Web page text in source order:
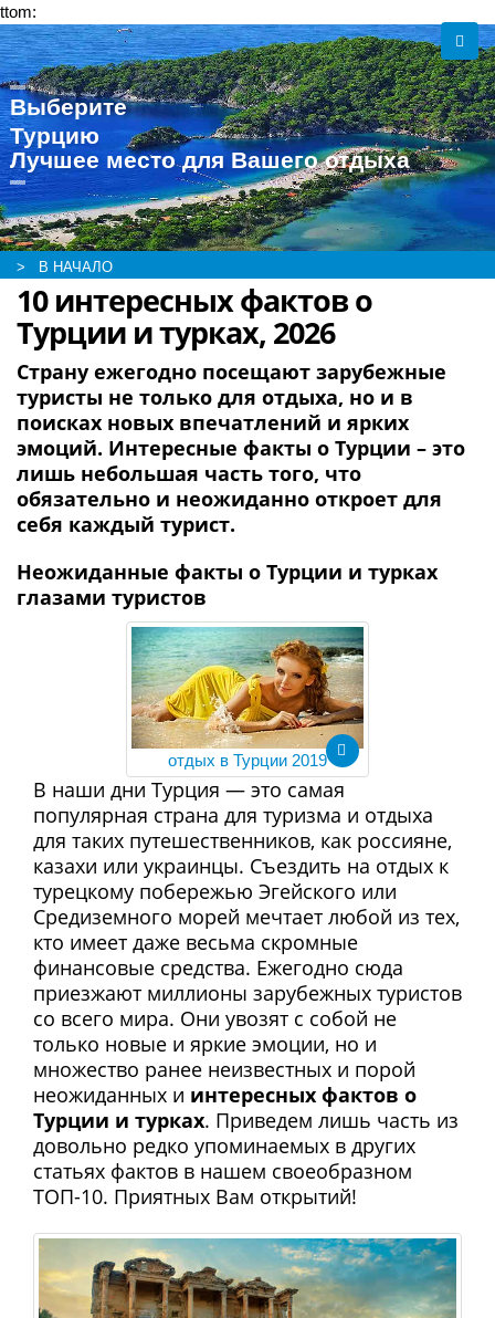
ttom:
Выберите
Турцию
Лучшее место для Вашего отдыха
> В НАЧАЛО
10 интересных фактов о
Турции и турках, 2026
Страну ежегодно посещают зарубежные
туристы не только для отдыха, но и в
поисках новых впечатлений и ярких
эмоций. Интересные факты о Турции – это
лишь небольшая часть того, что
обязательно и неожиданно откроет для
себя каждый турист.
Неожиданные факты о Турции и турках
глазами туристов
отдых в Турции 2019
В наши дни Турция — это самая
популярная страна для туризма и отдыха
для таких путешественников, как россияне,
казахи или украинцы. Съездить на отдых к
турецкому побережью Эгейского или
Средиземного морей мечтает любой из тех,
кто имеет даже весьма скромные
финансовые средства. Ежегодно сюда
приезжают миллионы зарубежных туристов
со всего мира. Они увозят с собой не
только новые и яркие эмоции, но и
множество ранее неизвестных и порой
неожиданных и интересных фактов о
Турции и турках. Приведем лишь часть из
довольно редко упоминаемых в других
статьях фактов в нашем своеобразном
ТОП-10. Приятных Вам открытий!